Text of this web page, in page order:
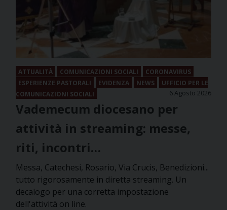
ATTUALITÀ COMUNICAZIONI SOCIALI
CORONAVIRUS
ESPERIENZE PASTORALI
EVIDENZA NEWS
UFFICIO PER LE
COMUNICAZIONI SOCIALI
6 Agosto 2026
Vademecum diocesano per
attività in streaming: messe,
riti, incontri…
Messa, Catechesi, Rosario, Via Crucis, Benedizioni...
tutto rigorosamente in diretta streaming. Un
decalogo per una corretta impostazione
dell'attività on line.